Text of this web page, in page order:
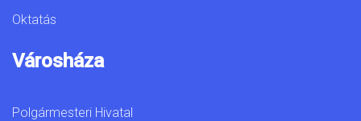
Oktatás
Városháza
Polgármesteri Hivatal